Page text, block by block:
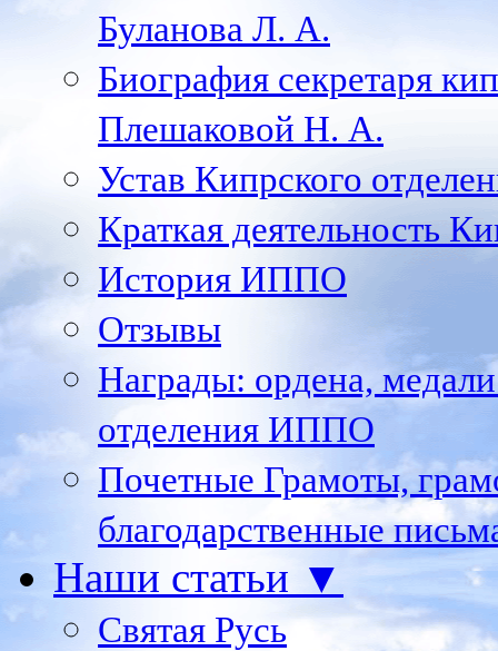
Буланова Л. А.
Биография секретаря
Плешаковой Н. А.
Устав Кипрского
Краткая деятельность
История ИППО
Отзывы
Награды: ордена,
отделения ИППО
Почетные Грамоты,
благодарственные
Наши статьи ▼
Святая Русь